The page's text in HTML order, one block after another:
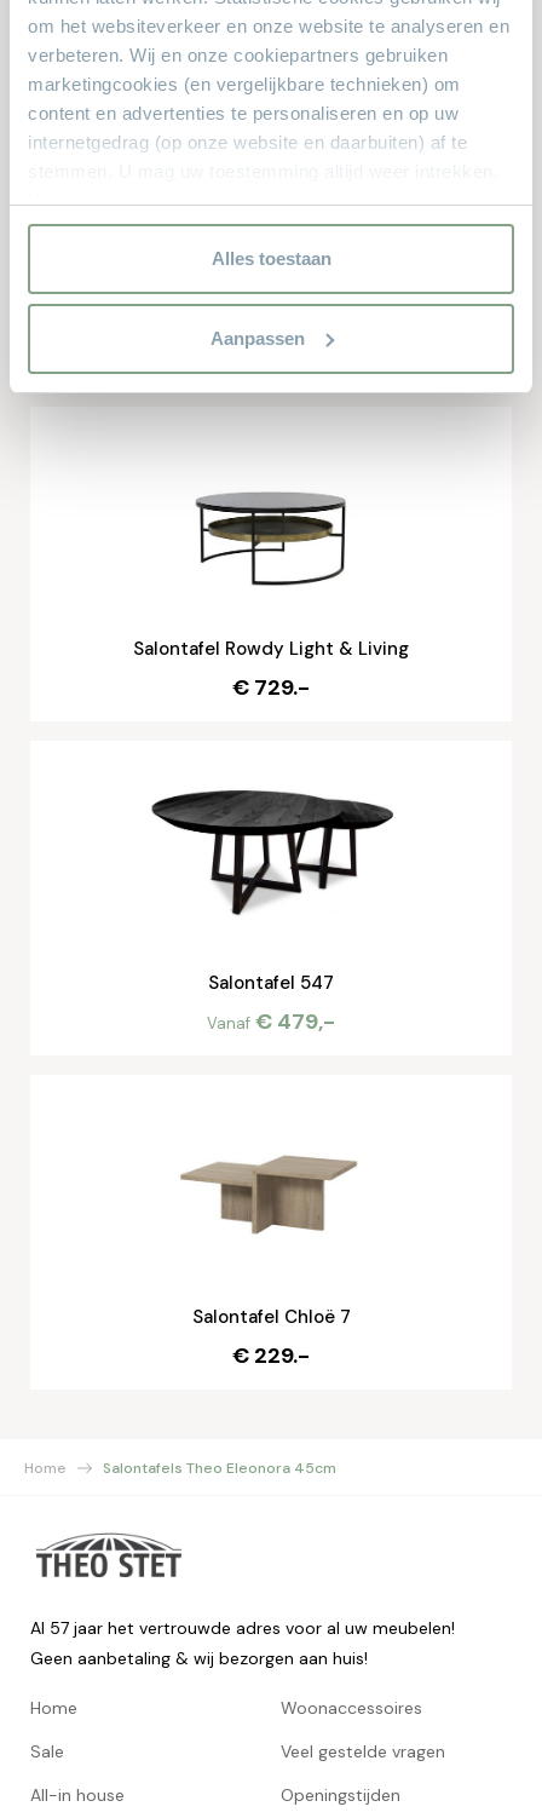
om het websiteverkeer en onze website te analyseren en
verbeteren. Wij en onze cookiepartners gebruiken
marketingcookies (en vergelijkbare technieken) om
content en advertenties te personaliseren en op uw
internetgedrag (op onze website en daarbuiten) af te
Voor meer informatie en het aanpassen van uw keuze op
onze website verwijzen wij u naar onze
Alles toestaan
Aanpassen
leuks voor u bij?
Vanaf € 139,-
50% KORTING
Salontafel Rowdy Light & Living
€ 729.-
Salontafel 547
Vanaf € 479,-
Salontafel Chloë 7
€ 229.-
Home Salontafels Theo Eleonora 45cm
Al 57 jaar het vertrouwde adres voor al uw meubelen!
Geen aanbetaling & wij bezorgen aan huis!
Home
Sale
All-in house
Woonaccessoires
Veel gestelde vragen
Openingstijden